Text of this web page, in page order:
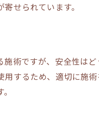
脂肪冷却の効果
効果的な脂肪冷
脂肪冷却で理想
せられています。
術ですが、安全性は
するため、適切に施